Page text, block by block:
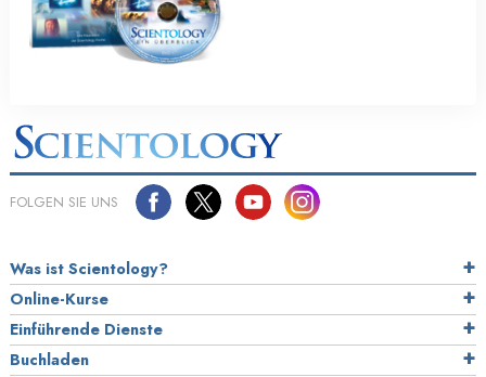
FOLGEN SIE UNS
Was ist Scientology?
Online-Kurse
Einführende Dienste
Buchladen